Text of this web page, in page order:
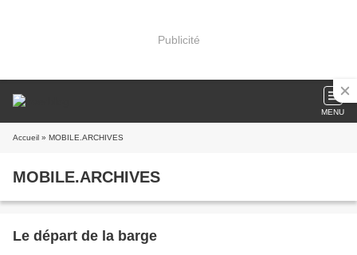
Publicité
MENU
Accueil » MOBILE.ARCHIVES
MOBILE.ARCHIVES
Le départ de la barge